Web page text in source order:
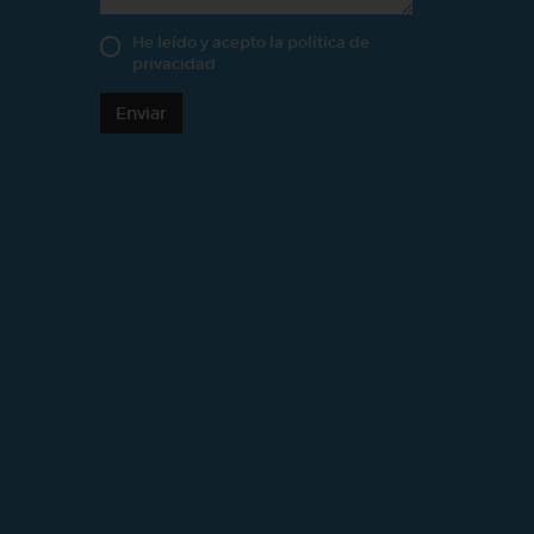
He leído y acepto la política de
privacidad
Enviar